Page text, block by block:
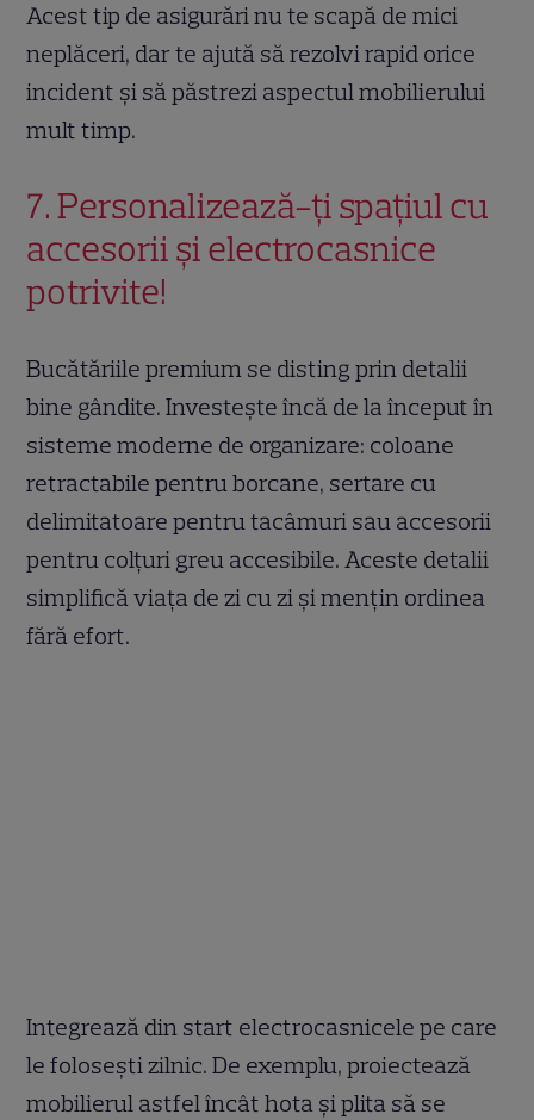
Acest tip de asigurări nu te scapă de mici
neplăceri, dar te ajută să rezolvi rapid orice
incident și să păstrezi aspectul mobilierului
mult timp.
7. Personalizează-ți spațiul cu
accesorii și electrocasnice
potrivite!
Bucătăriile premium se disting prin detalii
bine gândite. Investește încă de la început în
sisteme moderne de organizare: coloane
retractabile pentru borcane, sertare cu
delimitatoare pentru tacâmuri sau accesorii
pentru colțuri greu accesibile. Aceste detalii
simplifică viața de zi cu zi și mențin ordinea
fără efort.
Integrează din start electrocasnicele pe care
le folosești zilnic. De exemplu, proiectează
mobilierul astfel încât hota și plita să se